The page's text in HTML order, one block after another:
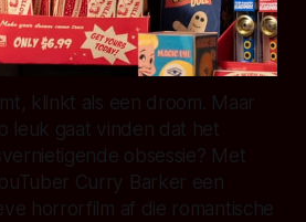
klinkt als een droom. Maar
leuk gaat vinden dat het
obsessie? Met
Curry Barker een
horrorfilm af die romantische